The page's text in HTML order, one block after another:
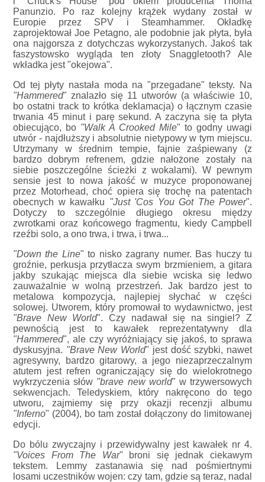
Panunzio. Po raz kolejny krążek wydany został w
Europie przez SPV i Steamhammer. Okładkę
zaprojektował Joe Petagno, ale podobnie jak płyta, była
ona najgorsza z dotychczas wykorzystanych. Jakoś tak
faszystowsko wygląda ten złoty Snaggletooth? Ale
wkładka jest "okejowa".
Od tej płyty nastała moda na "przegadane" teksty. Na
"Hammered" znalazło się 11 utworów (a właściwie 10,
bo ostatni track to krótka deklamacja) o łącznym czasie
trwania 45 minut i parę sekund. A zaczyna się ta płyta
obiecująco, bo "Walk A Crooked Mile" to godny uwagi
utwór - najdłuższy i absolutnie nietypowy w tym miejscu.
Utrzymany w średnim tempie, fajnie zaśpiewany (z
bardzo dobrym refrenem, gdzie nałożone zostały na
siebie poszczególne ścieżki z wokalami). W pewnym
sensie jest to nowa jakość w muzyce proponowanej
przez Motorhead, choć opiera się trochę na patentach
obecnych w kawałku "Just 'Cos You Got The Power".
Dotyczy to szczególnie długiego okresu między
zwrotkami oraz końcowego fragmentu, kiedy Campbell
rzeźbi solo, a ono trwa, i trwa, i trwa...
"Down the Line" to nisko zagrany numer. Bas huczy tu
groźnie, perkusja przytłacza swym brzmieniem, a gitara
jakby szukając miejsca dla siebie wciska się ledwo
zauważalnie w wolną przestrzeń. Jak bardzo jest to
metalowa kompozycja, najlepiej słychać w części
solowej. Utworem, który promował to wydawnictwo, jest
"Brave New World". Czy nadawał się na singiel? Z
pewnością jest to kawałek reprezentatywny dla
"Hammered", ale czy wyróżniający się jakoś, to sprawa
dyskusyjna. "Brave New World" jest dość szybki, nawet
agresywny, bardzo gitarowy, a jego niezaprzeczalnym
atutem jest refren ograniczający się do wielokrotnego
wykrzyczenia słów "brave new world" w trzywersowych
sekwencjach. Teledyskiem, który nakręcono do tego
utworu, zajmiemy się przy okazji recenzji albumu
"Inferno" (2004), bo tam został dołączony do limitowanej
edycji.
Do bólu zwyczajny i przewidywalny jest kawałek nr 4.
"Voices From The War" broni się jednak ciekawym
tekstem. Lemmy zastanawia się nad pośmiertnymi
losami uczestników wojen: czy tam, gdzie są teraz, nadal